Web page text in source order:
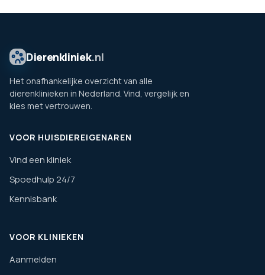
Dierenkliniek.nl
Het onafhankelijke overzicht van alle
dierenklinieken in Nederland. Vind, vergelijk en
kies met vertrouwen.
VOOR HUISDIEREIGENAREN
Vind een kliniek
Spoedhulp 24/7
Kennisbank
VOOR KLINIEKEN
Aanmelden